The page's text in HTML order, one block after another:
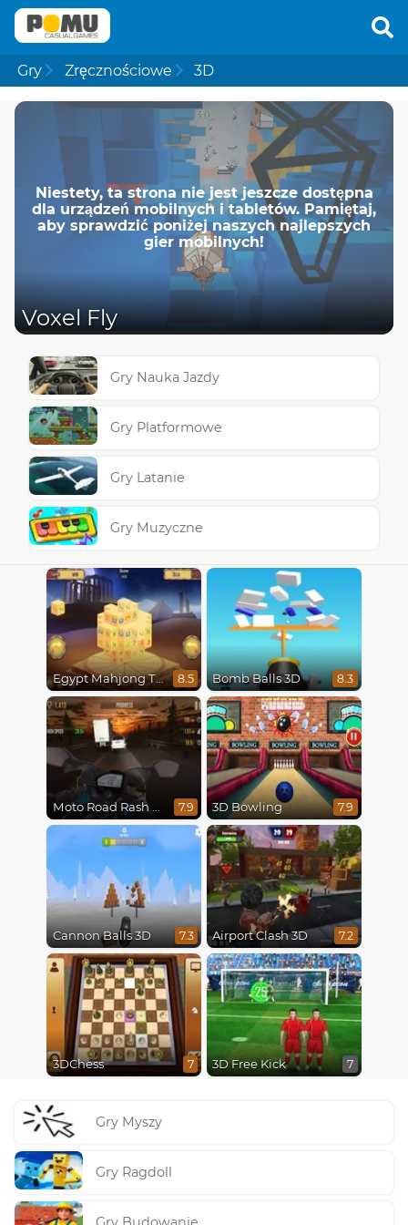
Gry Zręcznościowe 3D
Niestety, ta strona nie jest jeszcze dostępna
dla urządzeń mobilnych i tabletów. Pamiętaj,
aby sprawdzić poniżej naszych najlepszych
gier mobilnych!
Voxel Fly
Gry Nauka Jazdy
Gry Platformowe
Gry Latanie
Gry Muzyczne
Egypt Mahjong Triple Dimensions 8.5 Bomb Balls 3D 8.3
Moto Road Rash 3D 7.9 3D Bowling 7.9
Cannon Balls 3D 7.3 Airport Clash 3D 7.2
3DChess 7 3D Free Kick 7
Gry Myszy
Gry Ragdoll